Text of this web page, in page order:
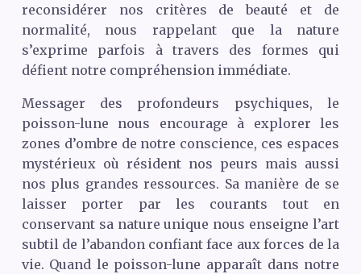
reconsidérer nos critères de beauté et de
normalité, nous rappelant que la nature
s’exprime parfois à travers des formes qui
défient notre compréhension immédiate.
Messager des profondeurs psychiques, le
poisson-lune nous encourage à explorer les
zones d’ombre de notre conscience, ces espaces
mystérieux où résident nos peurs mais aussi
nos plus grandes ressources. Sa manière de se
laisser porter par les courants tout en
conservant sa nature unique nous enseigne l’art
subtil de l’abandon confiant face aux forces de la
vie. Quand le poisson-lune apparaît dans notre